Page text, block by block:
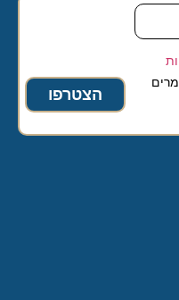
הצטרפו